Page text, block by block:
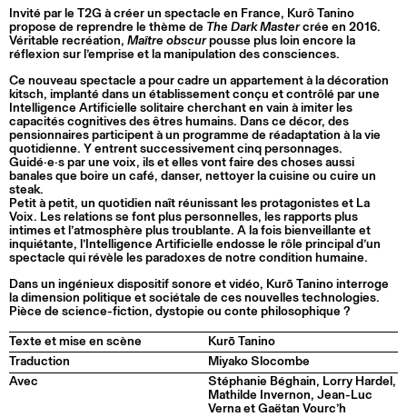
Invité par le T2G à créer un spectacle en France, Kurô Tanino
propose de reprendre le thème de The Dark Mastercrée en 2016.
Véritable recréation, Maître obscurpousse plus loin encore la
réflexion sur l’emprise et la manipulation des consciences.
Ce nouveau spectacle a pour cadre un appartement à la décoration
kitsch, implanté dans un établissement conçu et contrôlé par une
Intelligence Artificielle solitaire cherchant en vain à imiter les
capacités cognitives des êtres humains. Dans ce décor, des
pensionnaires participent à un programme de réadaptation à la vie
quotidienne. Y entrent successivement cinq personnages.
Guidé·e·s par une voix, ils et elles vont faire des choses aussi
banales que boire un café, danser, nettoyer la cuisine ou cuire un
steak.
Petit à petit, un quotidien naît réunissant les protagonistes et La
Voix. Les relations se font plus personnelles, les rapports plus
intimes et l’atmosphère plus troublante. A la fois bienveillante et
inquiétante, l’Intelligence Artificielle endosse le rôle principal d’un
spectacle qui révèle les paradoxes de notre condition humaine.
Dans un ingénieux dispositif sonore et vidéo, Kurō Tanino interroge
la dimension politique et sociétale de ces nouvelles technologies.
Pièce de science-fiction, dystopie ou conte philosophique ?
Texte et mise en scène
Kurō Tanino
Traduction
Miyako Slocombe
Avec
Stéphanie Béghain, Lorry Hardel,
Mathilde Invernon, Jean-Luc
Verna et Gaëtan Vourc’h